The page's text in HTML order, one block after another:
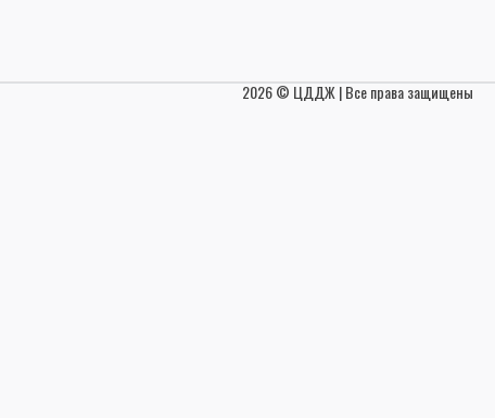
2026 © ЦДДЖ | Все права защищены